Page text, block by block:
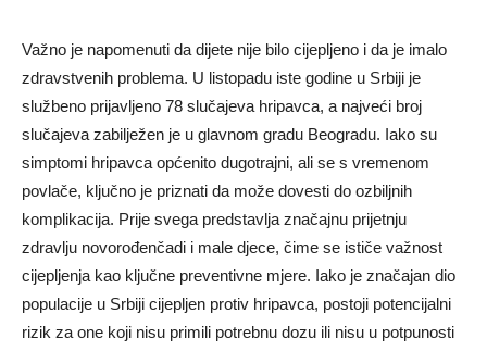
Važno je napomenuti da dijete nije bilo cijepljeno i da je imalo
zdravstvenih problema. U listopadu iste godine u Srbiji je
službeno prijavljeno 78 slučajeva hripavca, a najveći broj
slučajeva zabilježen je u glavnom gradu Beogradu. Iako su
simptomi hripavca općenito dugotrajni, ali se s vremenom
povlače, ključno je priznati da može dovesti do ozbiljnih
komplikacija. Prije svega predstavlja značajnu prijetnju
zdravlju novorođenčadi i male djece, čime se ističe važnost
cijepljenja kao ključne preventivne mjere. Iako je značajan dio
populacije u Srbiji cijepljen protiv hripavca, postoji potencijalni
rizik za one koji nisu primili potrebnu dozu ili nisu u potpunosti